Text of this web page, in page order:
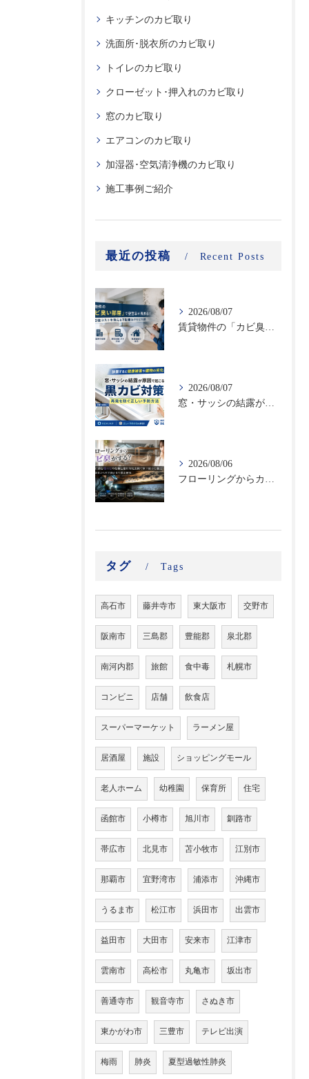
キッチンのカビ取り
洗面所･脱衣所のカビ取り
トイレのカビ取り
クローゼット･押入れのカビ取り
窓のカビ取り
エアコンのカビ取り
加湿器･空気清浄機のカビ取り
施工事例ご紹介
最近の投稿 Recent Posts
2026/08/07
賃貸物件の「カビ臭い部屋」で空室率が高まる！原状回復コストを抑える不動産向けカビ対策
2026/08/07
窓・サッシの結露が原因で起こる黒カビ対策｜再発を防ぐ正しい予防方法
2026/08/06
フローリングからカビ臭がする？床下に潜む黒カビの恐怖と建材劣化を防ぐ床下除カビ施工｜原因調査から再発防止まで徹底解説
タグ Tags
高石市 藤井寺市 東大阪市 交野市
阪南市 三島郡 豊能郡 泉北郡
南河内郡 旅館 食中毒 札幌市
コンビニ 店舗 飲食店
スーパーマーケット ラーメン屋
居酒屋 施設 ショッピングモール
老人ホーム 幼稚園 保育所 住宅
函館市 小樽市 旭川市 釧路市
帯広市 北見市 苫小牧市 江別市
那覇市 宜野湾市 浦添市 沖縄市
うるま市 松江市 浜田市 出雲市
益田市 大田市 安来市 江津市
雲南市 高松市 丸亀市 坂出市
善通寺市 観音寺市 さぬき市
東かがわ市 三豊市 テレビ出演
梅雨 肺炎 夏型過敏性肺炎